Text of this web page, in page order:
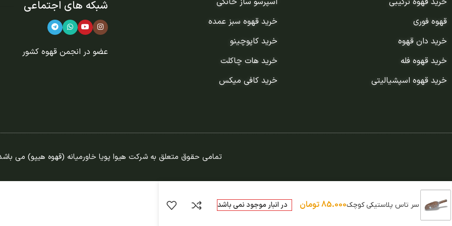
قهوه فوری
خرید دان قهوه
خرید قهوه فله
خرید قهوه اسپشیالیتی
خرید قهوه سبز عمده
خرید کاپوچینو
خرید هات چاکلت
خرید کافی میکس
شبکه های اجتماعی
عضو در انجمن قهوه کشور
تمامی حقوق متعلق به شرکت هیوا پویا خاورمیانه (قهوه هیپو) می
سر تاس پلاستیکی کوچک85.000تومان در انبار موجود نمی باشد